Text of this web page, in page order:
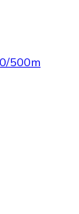
500m